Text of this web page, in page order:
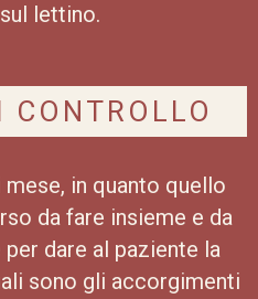
lettino.
in quanto quello
da fare insieme e da
dare al paziente la
sono gli accorgimenti